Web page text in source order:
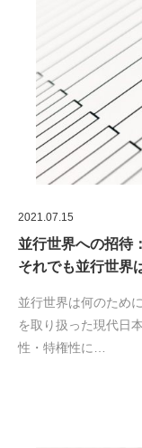
2021.07.15
並行世界への招待
それでも並行世界
並行世界は何のため
を取り扱った現代日
性・特権性に…